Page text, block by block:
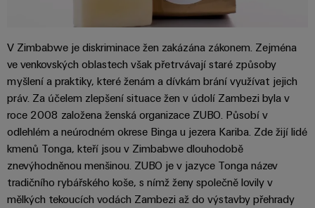
Výrobci
zařízení
Inovativní
řešení
konektivity
pro
zařízení
Železnice
Moderní
a
digitální
Software
Štítky
značení
Průmyslové
tiskárny
Průmyslové
osvětlení
V Zimbabwe je diskriminace žen zakázána zákonem. Zejména
ve venkovských oblastech však přetrvávají staré způsoby
myšlení a praktiky, které ženám a dívkám brání využívat jejich
práv. Za účelem zlepšení situace žen v údolí Zambezi byla v
roce 2008 založena ženská organizace ZUBO. Působí v
odlehlém a neúrodném okrese Binga u jezera Kariba. Zde žijí lidé
kmenů Tonga, kteří jsou v Zimbabwe dlouhodobě
znevýhodněnou menšinou. ZUBO je v jazyce Tonga název
tradičního rybářského koše, s nímž ženy společně lovily v
mělkých tekoucích vodách Zambezi až do výstavby přehrady